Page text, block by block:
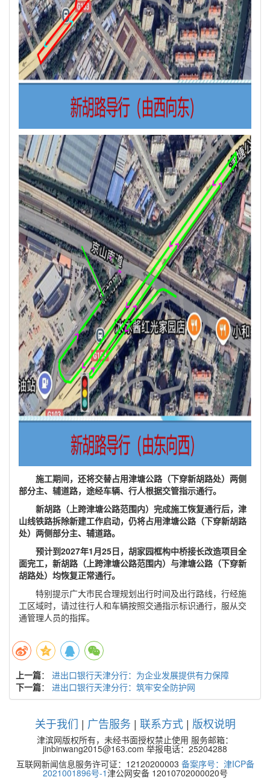
施工期间，还将交替占用津塘公路（下穿新胡路处）两侧
部分主、辅道路，途经车辆、行人根据交管指示通行。
新胡路（上跨津塘公路范围内）完成施工恢复通行后，津
山线铁路拆除新建工作启动，仍将占用津塘公路（下穿新胡路
处）两侧部分主、辅道路。
预计到2027年1月25日，胡家园框构中桥接长改造项目全
面完工，新胡路（上跨津塘公路范围内）与津塘公路（下穿新
胡路处）均恢复正常通行。
特别提示广大市民合理规划出行时间及出行路线，行经施
工区域时，请过往行人和车辆按照交通指示标识通行，服从交
通管理人员的指挥。
上一篇： 进出口银行天津分行：为企业发展提供有力保障
下一篇： 进出口银行天津分行：筑牢安全防护网
关于我们 | 广告服务 | 联系方式| 版权说明
津滨网版权所有，未经书面授权禁止使用 服务邮箱：
jinbinwang2015@163.com 举报电话：25204288
互联网新闻信息服务许可证：12120200003 备案序号：津ICP备
2021001896号-1津公网安备 12010702000020号